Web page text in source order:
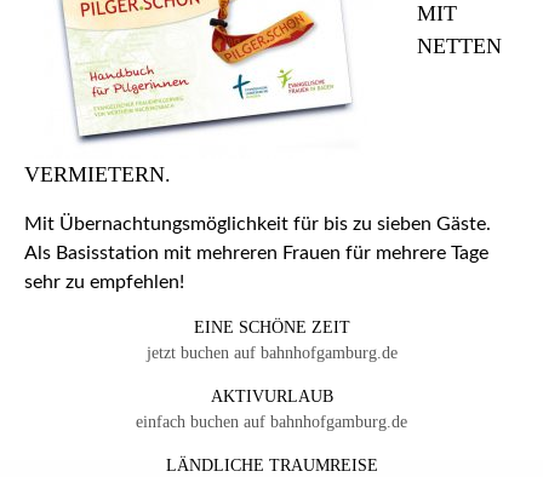
MIT
NETTEN
VERMIETERN.
Mit Übernachtungsmöglichkeit für bis zu sieben Gäste.
Als Basisstation mit mehreren Frauen für mehrere Tage
sehr zu empfehlen!
EINE SCHÖNE ZEIT
jetzt buchen auf bahnhofgamburg.de
AKTIVURLAUB
einfach buchen auf bahnhofgamburg.de
LÄNDLICHE TRAUMREISE